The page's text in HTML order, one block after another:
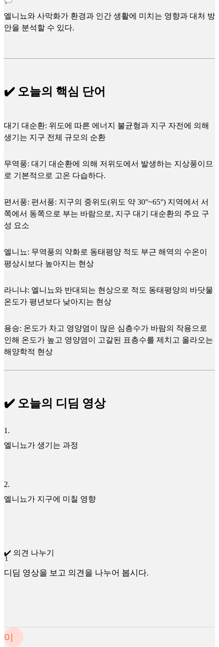
엘니뇨와 사막화가 환경과 인간 생활에 미치는 영향과 대처 방
안을 분석할 수 있다.
✔️ 오늘의 핵심 단어
대기 대순환: 위도에 따른 에너지 불균형과 지구 자전에 의해
생기는 지구 전체 규모의 순환
무역풍: 대기 대순환에 의해 저위도에서 발생하는 지상풍이므
로 기본적으로 고온 다습하다.
편서풍: 편서풍: 지구의 중위도(위도 약 30°~65°) 지역에서 서
쪽에서 동쪽으로 부는 바람으로, 지구 대기 대순환의 주요 구
성 요소
엘니뇨: 무역풍의 약화로 동태평양 적도 부근 해역의 수온이
평상시보다 높아지는 현상
라니냐: 엘니뇨와 반대되는 현상으로 적도 동태평양의 바닷물
온도가 평년보다 낮아지는 현상
용승: 온도가 차고 영양염이 많은 심층수가 바람의 작용으로
인해 온도가 높고 영양염이 고갈된 표층수를 제치고 올라오는
해양학적 현상
✔️ 오늘의 디딤 영상
1 .
엘니뇨가 생기는 과정
2.
엘니뇨가 지구에 미칠 영향
✔️ 의견 나누기
디딤 영상을 보고 의견을 나누어 봅시다.
이
11